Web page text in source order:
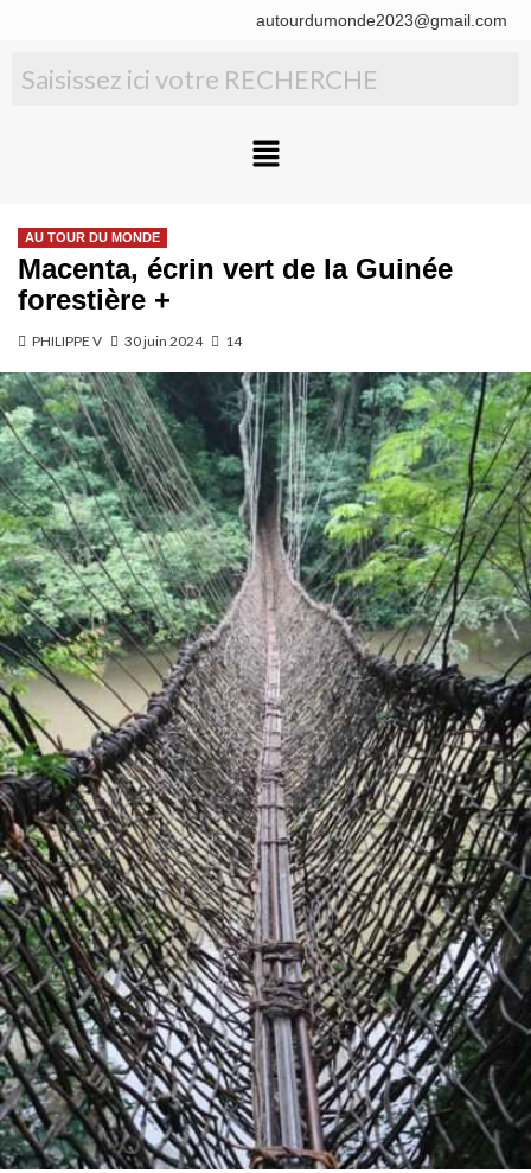
autourdumonde2023@gmail.com
AU TOUR DU MONDE
Macenta, écrin vert de la Guinée
forestière +
PHILIPPE V 30 juin 2024 14